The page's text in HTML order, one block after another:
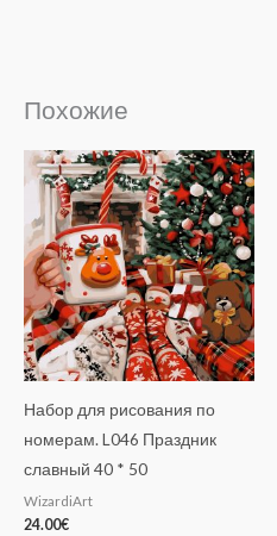
Похожие
Набор для рисования по
номерам. L046 Праздник
славный 40 * 50
WizardiArt
24.00€